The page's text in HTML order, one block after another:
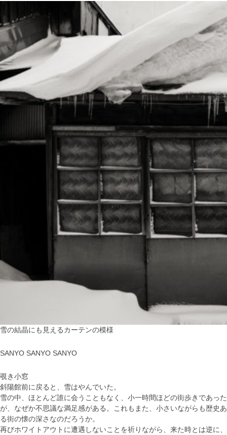
雪の結晶にも見えるカーテンの模様
SANYO SANYO SANYO
覗き小窓
斜陽館前に戻ると、雪はやんでいた。
雪の中、ほとんど誰に会うこともなく、小一時間ほどの街歩きであった
が、なぜか不思議な満足感がある。これもまた、小さいながらも歴史あ
る街の懐の深さなのだろうか。
再びホワイトアウトに遭遇しないことを祈りながら、来た時とは逆に、